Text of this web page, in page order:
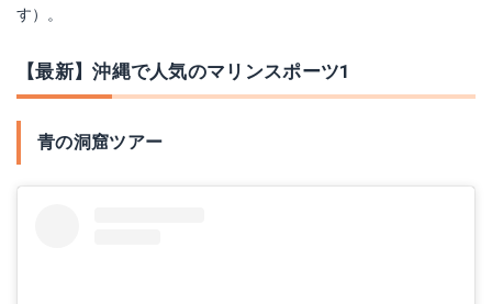
す）。
【最新】沖縄で人気のマリンスポーツ1
青の洞窟ツアー